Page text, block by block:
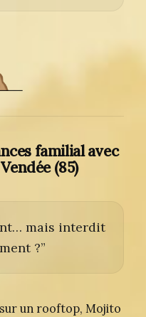
familial avec
(85)
mais interdit
?”
un rooftop, Mojito